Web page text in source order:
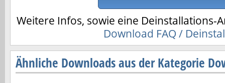
Weitere Infos, sowie eine Deinstallations-
Download FAQ /
Ähnliche Downloads aus der Kategorie